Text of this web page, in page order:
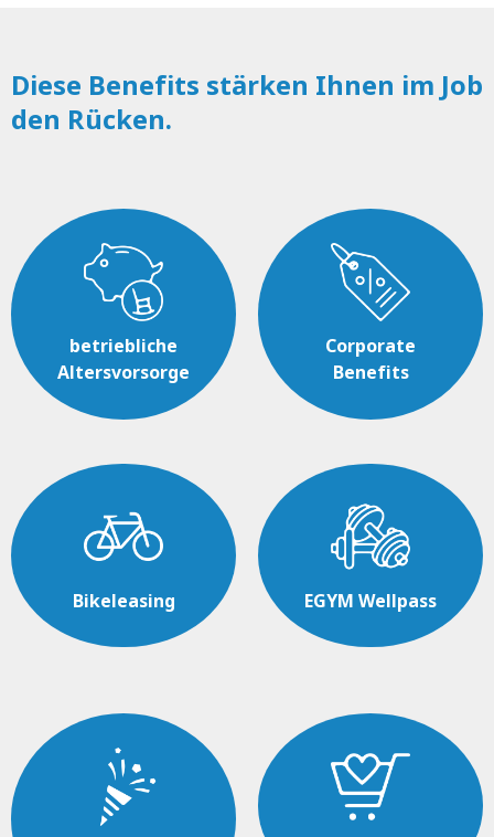
Diese Benefits stärken Ihnen im Job
den Rücken.
betriebliche
Altersvorsorge
Bikeleasing
Corporate
Benefits
EGYM Wellpass